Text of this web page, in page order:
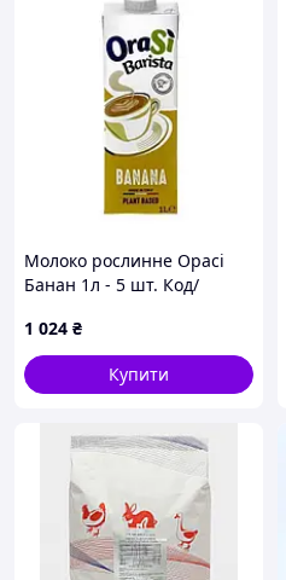
Молоко рослинне Орасі
Банан 1л - 5 шт. Код/
1 024 ₴
Купити